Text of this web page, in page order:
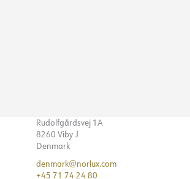
Rudolfgårdsvej 1A
8260 Viby J
Denmark
denmark@norlux.com
+45 71 74 24 80